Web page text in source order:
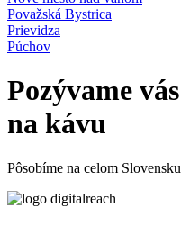
Považská Bystrica
Prievidza
Púchov
Pozývame vás
na kávu
Pôsobíme na celom